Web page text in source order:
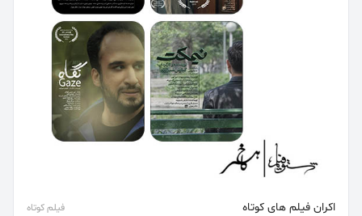
اکران فیلم های کوتاه فیلم کوتاه